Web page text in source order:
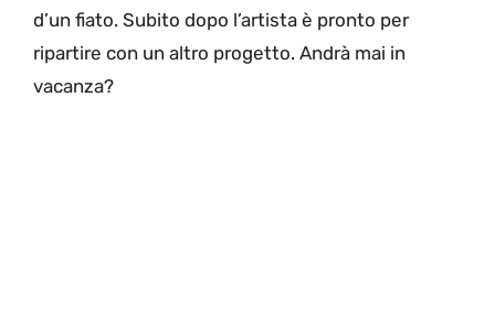
d’un fiato. Subito dopo l’artista è pronto per
ripartire con un altro progetto. Andrà mai in
vacanza?